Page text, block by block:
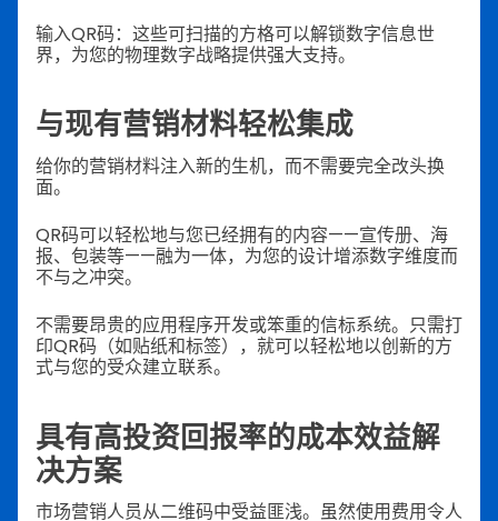
输入QR码：这些可扫描的方格可以解锁数字信息世
界，为您的物理数字战略提供强大支持。
与现有营销材料轻松集成
给你的营销材料注入新的生机，而不需要完全改头换
面。
QR码可以轻松地与您已经拥有的内容——宣传册、海
报、包装等——融为一体，为您的设计增添数字维度而
不与之冲突。
不需要昂贵的应用程序开发或笨重的信标系统。只需打
印QR码（如贴纸和标签），就可以轻松地以创新的方
式与您的受众建立联系。
具有高投资回报率的成本效益解
决方案
市场营销人员从二维码中受益匪浅。虽然使用费用令人